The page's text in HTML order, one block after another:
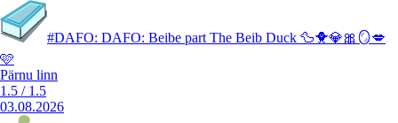
#DAFO: DAFO: Beibe part The Beib Duck 🦆🐥💎🎀🪞💋
🩷
Pärnu linn
1.5 / 1.5
03.08.2026